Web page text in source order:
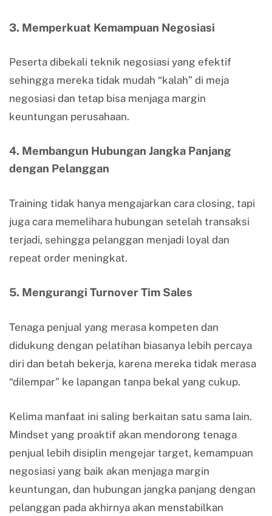
3. Memperkuat Kemampuan Negosiasi
Peserta dibekali teknik negosiasi yang efektif
sehingga mereka tidak mudah “kalah” di meja
negosiasi dan tetap bisa menjaga margin
keuntungan perusahaan.
4. Membangun Hubungan Jangka Panjang
dengan Pelanggan
Training tidak hanya mengajarkan cara closing, tapi
juga cara memelihara hubungan setelah transaksi
terjadi, sehingga pelanggan menjadi loyal dan
repeat order meningkat.
5. Mengurangi Turnover Tim Sales
Tenaga penjual yang merasa kompeten dan
didukung dengan pelatihan biasanya lebih percaya
diri dan betah bekerja, karena mereka tidak merasa
“dilempar” ke lapangan tanpa bekal yang cukup.
Kelima manfaat ini saling berkaitan satu sama lain.
Mindset yang proaktif akan mendorong tenaga
penjual lebih disiplin mengejar target, kemampuan
negosiasi yang baik akan menjaga margin
keuntungan, dan hubungan jangka panjang dengan
pelanggan pada akhirnya akan menstabilkan